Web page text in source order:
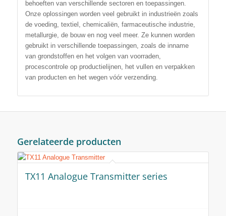
behoeften van verschillende sectoren en toepassingen.
Onze oplossingen worden veel gebruikt in industrieën zoals
de voeding, textiel, chemicaliën, farmaceutische industrie,
metallurgie, de bouw en nog veel meer. Ze kunnen worden
gebruikt in verschillende toepassingen, zoals de inname
van grondstoffen en het volgen van voorraden,
procescontrole op productielijnen, het vullen en verpakken
van producten en het wegen vóór verzending.
Gerelateerde producten
TX11 Analogue Transmitter series